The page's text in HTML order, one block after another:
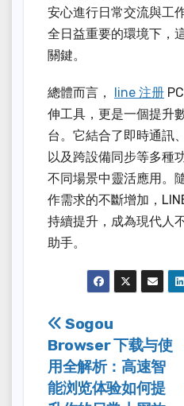
安心進行日常交流與工
全日益重要的環境下，
關鍵。
總體而言， line 注册
伸工具，更是一個提升
台。它結合了即時通訊
以及跨設備同步等多種
不同場景中靈活應用。
作需求的不斷增加，
持續提升，成為現代人
助手。
Post
navigation
Sogou
Browser 下载与使
用全解析：高速智
能浏览体验如何提